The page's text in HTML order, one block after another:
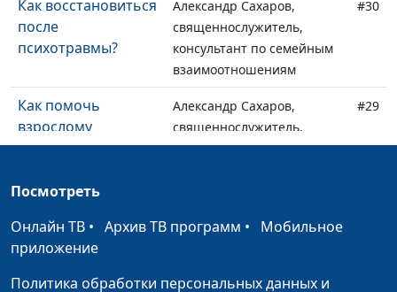
Как восстановиться
после
психотравмы?
Александр Сахаров,
священнослужитель,
консультант по семейным
взаимоотношениям
#30
Как помочь
взрослому
человеку пережить
травму?
Александр Сахаров,
священнослужитель,
консультант по семейным
#29
Можно ли
защитить ребенка
Александр Сахаров,
Посмотреть
Онлайн ТВ • Архив ТВ программ • Мобильное
приложение
Политика обработки персональных данных и